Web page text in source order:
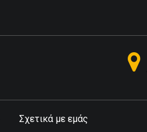
Σχετικά με εμάς